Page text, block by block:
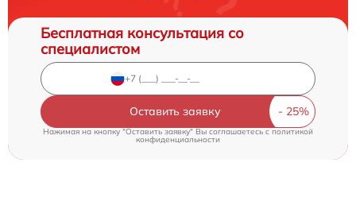
Бесплатная консультация со
специалистом
Оставить заявку
Нажимая на кнопку "Оставить заявку" Вы соглашаетесь cполитикой
конфиденциальности